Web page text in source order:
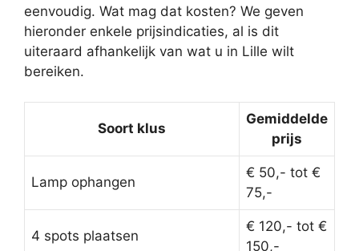
eenvoudig. Wat mag dat kosten? We geven
hieronder enkele prijsindicaties, al is dit
uiteraard afhankelijk van wat u in Lille wilt
bereiken.
Soort klus
Gemiddelde
prijs
Lamp ophangen
€ 50,- tot €
75,-
4 spots plaatsen
€ 120,- tot €
150,-